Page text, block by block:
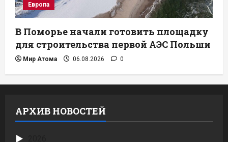
Европа
В Поморье начали готовить площадку
для строительства первой АЭС Польши
Мир Атома 06.08.2026 0
АРХИВ НОВОСТЕЙ